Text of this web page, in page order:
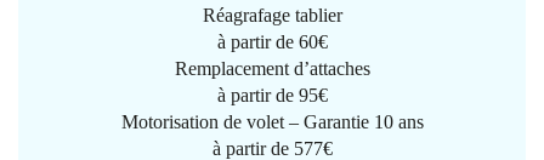
Réagrafage tablier
à partir de 60€
Remplacement d’attaches
à partir de 95€
Motorisation de volet – Garantie 10 ans
à partir de 577€